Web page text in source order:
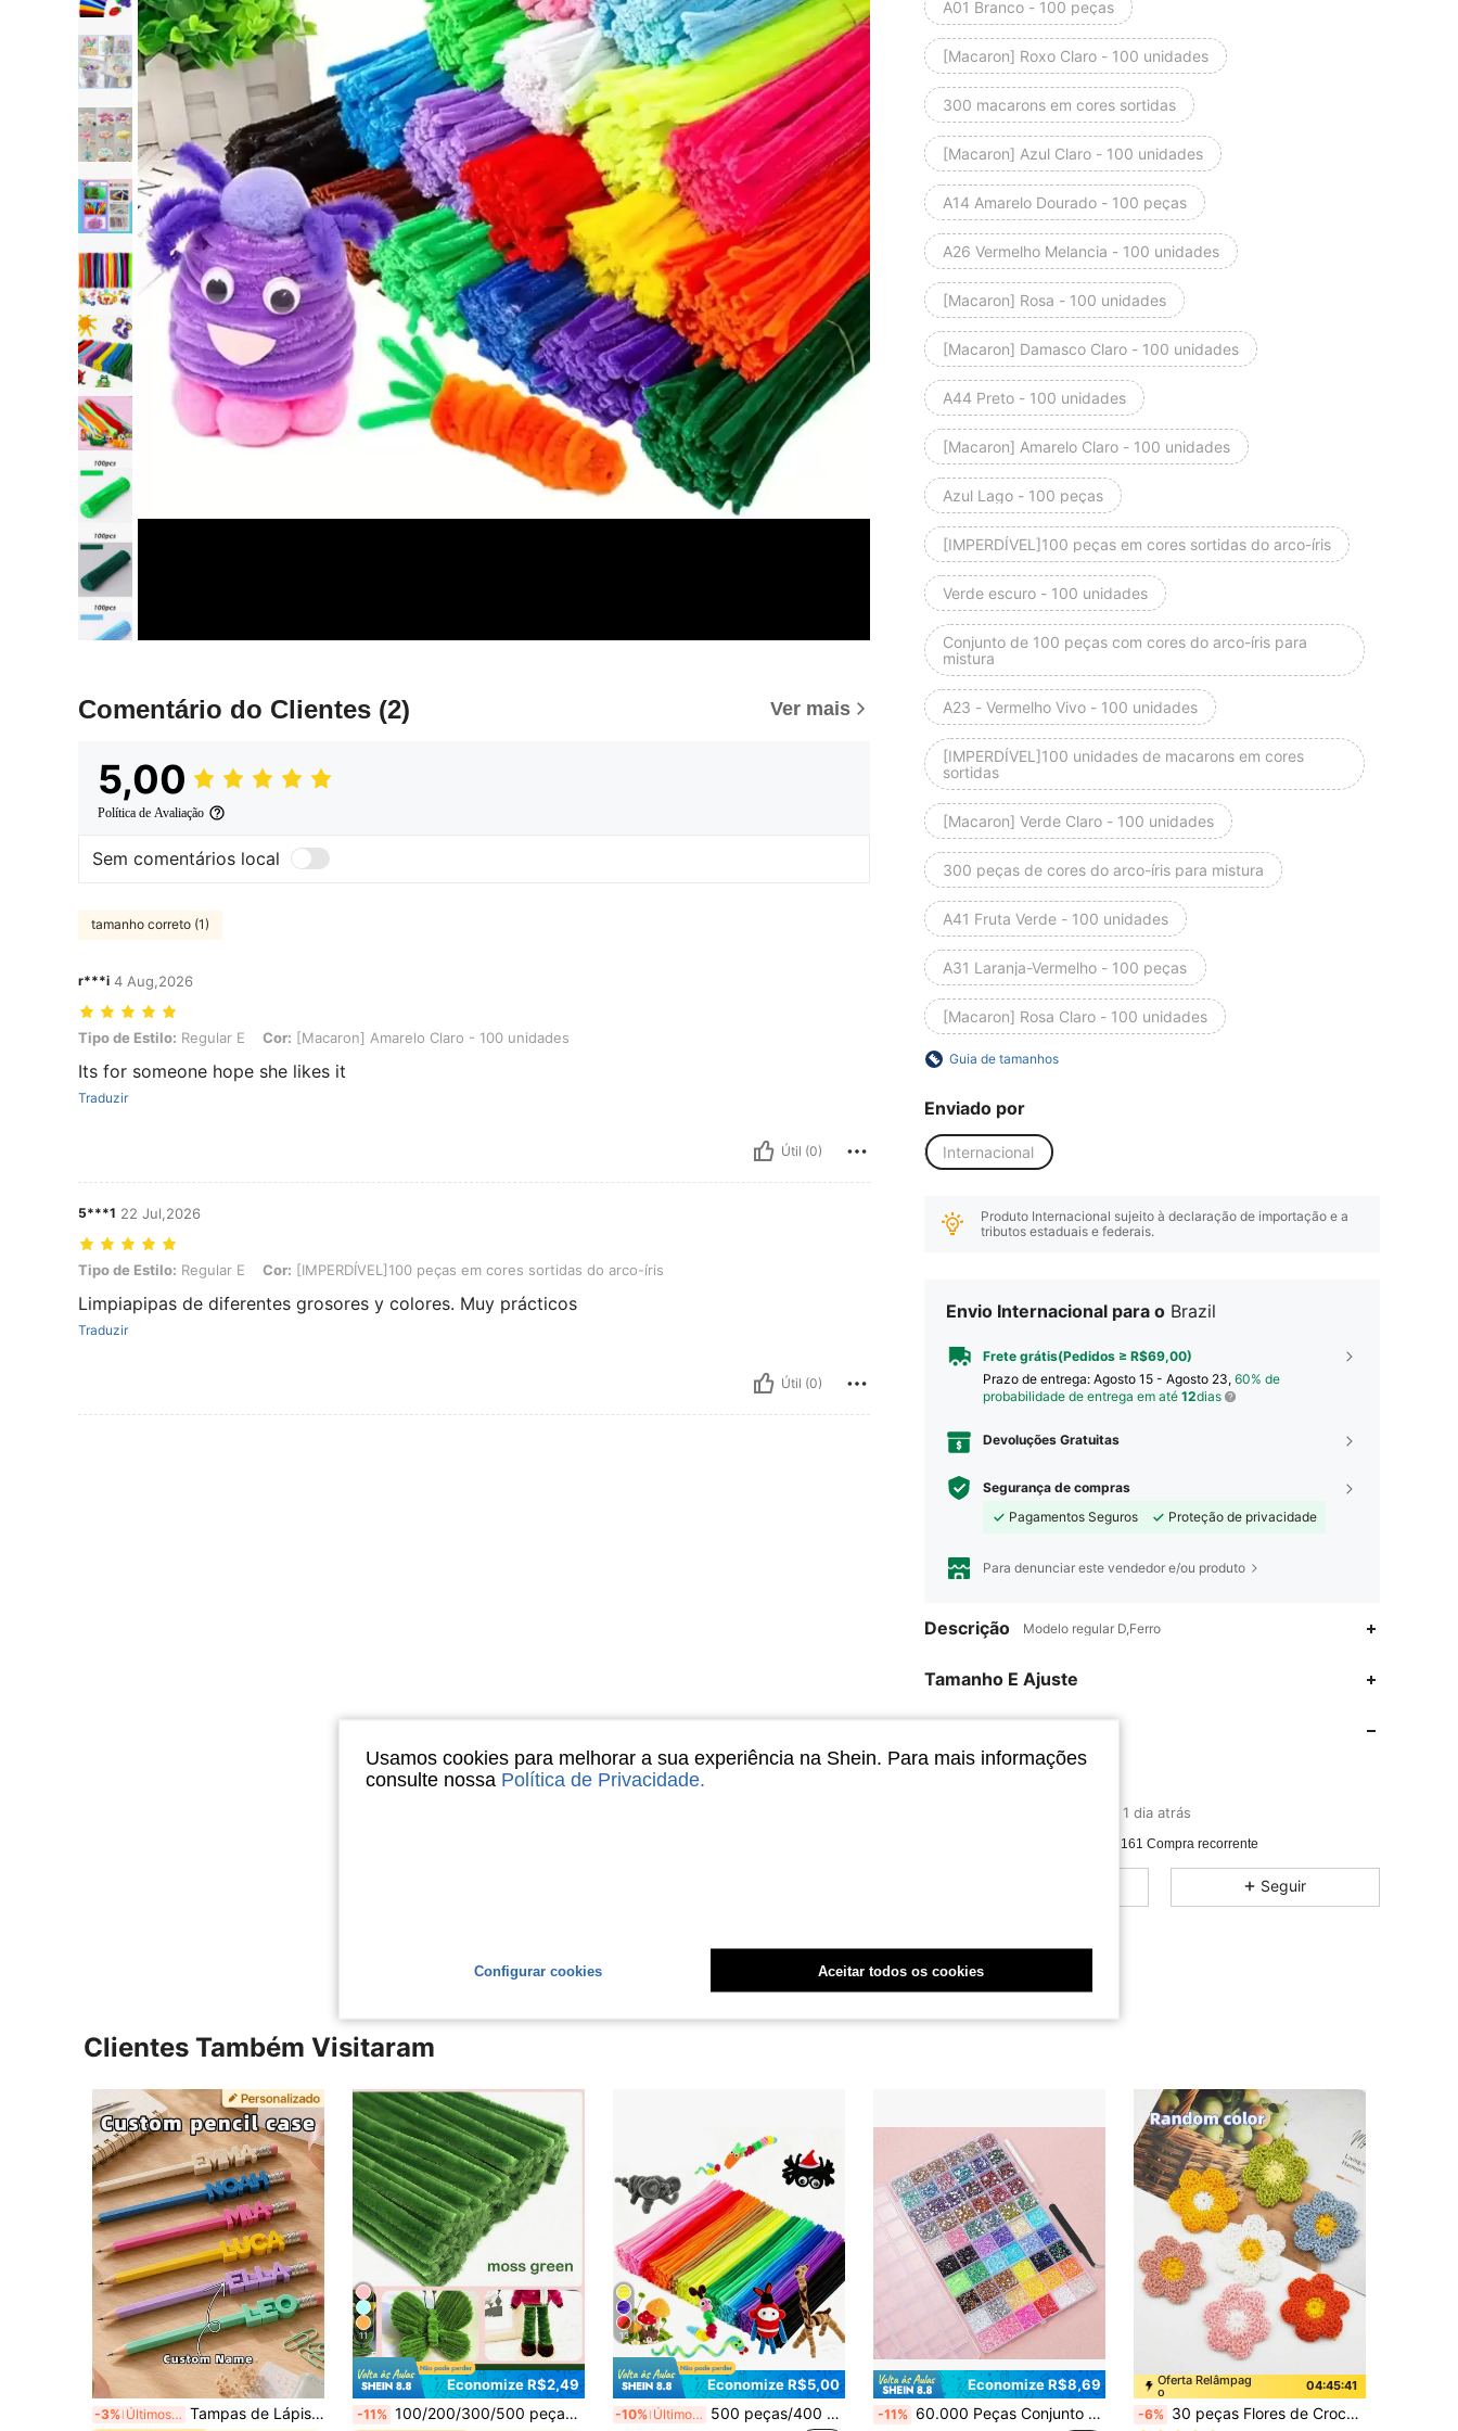
Comentário do Clientes (2) Ver mais
5,00
Política de Avaliação
Sem comentários local
tamanho correto (1)
r***i 4 Aug,2026
Tipo de Estilo: Regular E, Cor: [Macaron] Amarelo Claro - 100 unidades
Tipo de Estilo: Regular E Cor: [Macaron] Amarelo Claro - 100 unidades
Its for someone hope she likes it
Traduzir
Útil (0)
5***1 22 Jul,2026
Tipo de Estilo: Regular E, Cor: [IMPERDÍVEL]100 peças em cores sortidas do arco-íris
Tipo de Estilo: Regular E Cor: [IMPERDÍVEL]100 peças em cores sortidas do arco-íris
Limpiapipas de diferentes grosores y colores. Muy prácticos
Traduzir
Útil (0)
A01 Branco - 100 peças
[Macaron] Roxo Claro - 100 unidades
300 macarons em cores sortidas
[Macaron] Azul Claro - 100 unidades
A14 Amarelo Dourado - 100 peças
A26 Vermelho Melancia - 100 unidades
[Macaron] Rosa - 100 unidades
[Macaron] Damasco Claro - 100 unidades
A44 Preto - 100 unidades
[Macaron] Amarelo Claro - 100 unidades
Azul Lago - 100 peças
[IMPERDÍVEL]100 peças em cores sortidas do arco-íris
Verde escuro - 100 unidades
Conjunto de 100 peças com cores do arco-íris para
mistura
A23 - Vermelho Vivo - 100 unidades
[IMPERDÍVEL]100 unidades de macarons em cores
sortidas
[Macaron] Verde Claro - 100 unidades
300 peças de cores do arco-íris para mistura
A41 Fruta Verde - 100 unidades
A31 Laranja-Vermelho - 100 peças
[Macaron] Rosa Claro - 100 unidades
Guia de tamanhos
Enviado por
Internacional
Produto Internacional sujeito à declaração de importação e a
tributos estaduais e federais.
Envio Internacional para o Brazil
Frete grátis(Pedidos ≥ R$69,00)
Prazo de entrega: Agosto 15 - Agosto 23, 60% de
probabilidade de entrega em até 12dias
Devoluções Gratuitas
Segurança de compras
Pagamentos Seguros
Proteção de privacidade
Para denunciar este vendedor e/ou produto
Descrição Modelo regular D,Ferro
Tamanho E Ajuste
4,68
4,68
102Itens
102 77
77
161 Compra recorrente
Seguir
Clientes Também Visitaram
-3% Últimos 3 dias Tampas de Lápis Personalizadas com Nome Impressão 3D, Etiquetas de Nome Personalizadas para Manga de Caneta, Decoração de Lápis Multicolorida AMS
11
Economize R$2,49
-11% 100/200/300/500 peças Limpadores de Tubos Verdes, Suprimentos Criativos, Caules de Chenille Multicoloridos, Caules de Chenille Criptografados, Bastões de Torção Macios, Caules de Limpadores de Tubos para Projetos de Arte e Artesanato, Decorações DIY Criativas
13
Economize R$5,00
-10% Últimos 3 dias 500 peças/400 peças/200 peças/100 peças Conjunto Misto de Limpadores de Tubo de Cor Macaron, Conjunto Atualizado de Hastes Torcidas de Chenille Macia e Felpuda, Adequado para Projetos de Arte e Artesanato DIY para Iniciantes, Ideal para Presentes, Decoração Doméstica, Festa, Casamento, Férias de Verão
Economize R$8,69
-11% 60.000 Peças Conjunto de Strass com 60 Cores e Ferramentas, Strass de Resina Coloridos de 3mm, Gemas de Resina com Bottom Plano, Adequado para Roupas DIY Feitas à Mão, Sapatos, Maquiagem Facial, Copos
Oferta Relâmpag
o 04:45:39
-6% 30 peças Flores de Crochê Feitas à Mão Aplique - 35mm Remendo Floral Crochê de Cores Aleatórias, Bordados para Costurar em Roupas, Artesanato DIY, Fantasias, Bolsas, Chapéus, Jaquetas, Scrunchies, Scrapbook, Decoração de Casa, Confecção de Presentes - Boêmio, Vintage, Acessórios DIY Estéticos
#4 Mais Vendido
em Férias Costura e Tecidos de Vestuário
(1000+)
Usamos cookies para melhorar a sua experiência na Shein. Para mais informações
consulte nossa Política de Privacidade.
Configurar cookies Aceitar todos os cookies